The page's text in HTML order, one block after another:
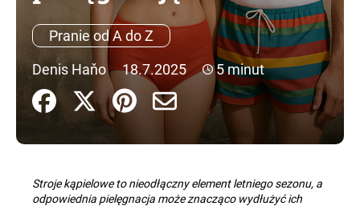
Pranie od A do Z
Denis Haňo
18.7.2025 5 minut
Stroje kąpielowe to nieodłączny element letniego sezonu, a
odpowiednia pielęgnacja może znacząco wydłużyć ich
SZUKAJ
P
o